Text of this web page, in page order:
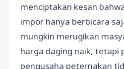
menciptakan kesan
impor hanya berbicara
mungkin merugikan
harga daging naik, tetapi
pengusaha peternakan